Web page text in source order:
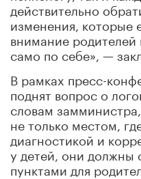
действительно
изменения, которые
внимание родителей
само по себе», —
В рамках пресс-
поднят вопрос о
словам
не только местом,
диагностикой и
у детей, они должны
пунктами для